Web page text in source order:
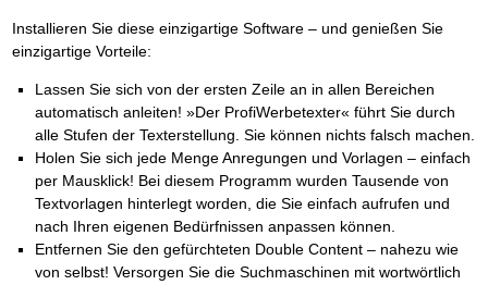
Installieren Sie diese einzigartige Software – und genießen Sie
einzigartige Vorteile:
Lassen Sie sich von der ersten Zeile an in allen Bereichen
automatisch anleiten! »Der ProfiWerbetexter« führt Sie durch
alle Stufen der Texterstellung. Sie können nichts falsch machen.
Holen Sie sich jede Menge Anregungen und Vorlagen – einfach
per Mausklick! Bei diesem Programm wurden Tausende von
Textvorlagen hinterlegt worden, die Sie einfach aufrufen und
nach Ihren eigenen Bedürfnissen anpassen können.
Entfernen Sie den gefürchteten Double Content – nahezu wie
von selbst! Versorgen Sie die Suchmaschinen mit wortwörtlich